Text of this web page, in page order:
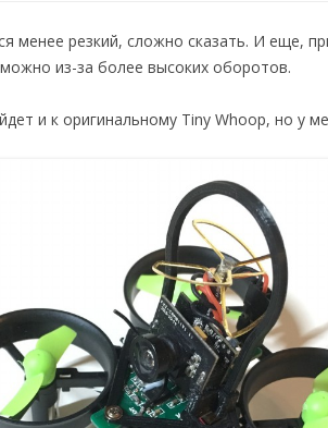
менее резкий, сложно сказать. И еще,
из-за более высоких оборотов.
и к оригинальному Tiny Whoop, но у